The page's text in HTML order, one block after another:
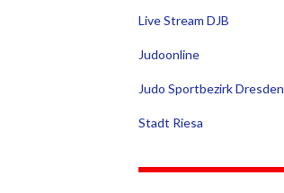
Live Stream DJB
Judoonline
Judo Sportbezirk Dresden
Stadt Riesa